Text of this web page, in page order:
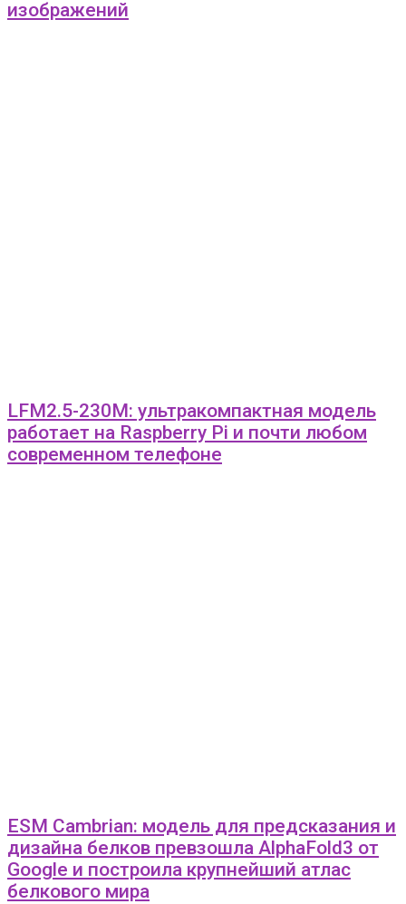
изображений
LFM2.5-230M: ультракомпактная модель
работает на Raspberry Pi и почти любом
современном телефоне
ESM Cambrian: модель для предсказания и
дизайна белков превзошла AlphaFold3 от
Google и построила крупнейший атлас
белкового мира